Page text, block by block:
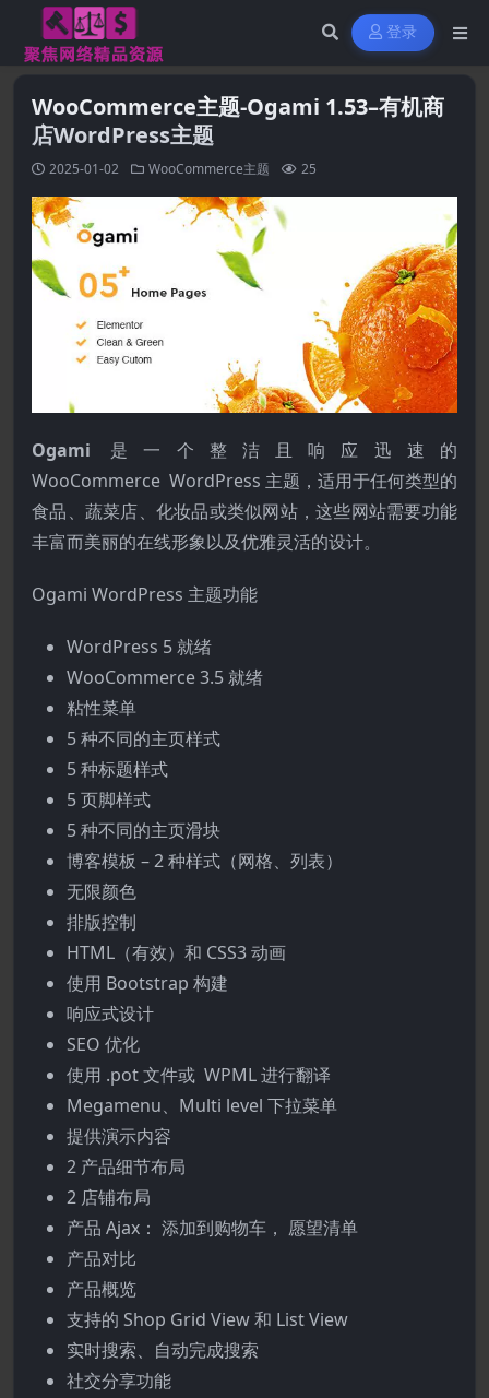
登录
WooCommerce主题-Ogami 1.53–有机商
店WordPress主题
2025-01-02 WooCommerce主题 25
Ogami 是一个整洁且响应迅速的
WooCommerce WordPress 主题，适用于任何类型的
食品、蔬菜店、化妆品或类似网站，这些网站需要功能
丰富而美丽的在线形象以及优雅灵活的设计。
Ogami WordPress 主题功能
WordPress 5 就绪
WooCommerce 3.5 就绪
粘性菜单
5 种不同的主页样式
5 种标题样式
5 页脚样式
5 种不同的主页滑块
博客模板 – 2 种样式（网格、列表）
无限颜色
排版控制
HTML（有效）和 CSS3 动画
使用 Bootstrap 构建
响应式设计
SEO 优化
使用 .pot 文件或 WPML进行翻译
Megamenu、Multi level 下拉菜单
提供演示内容
2 产品细节布局
2 店铺布局
产品 Ajax： 添加到购物车， 愿望清单
产品对比
产品概览
支持的 Shop Grid View 和 List View
实时搜索、自动完成搜索
社交分享功能